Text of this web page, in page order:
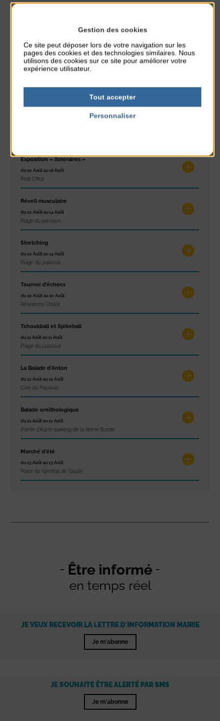
À noter aussi
du 9 Août au 9 Août
Exposition « Itinéraires »
du 10 Août au 16 Août
Petit Office
Réveil musculaire
du 10 Août au 14 Août
Plage du passous
Stretching
du 10 Août au 14 Août
Plage du passous
Tournoi d’échecs
du 10 Août au 10 Août
Résidence Challe
Tchoukball et Spikeball
du 11 Août au 11 Août
Plage du passous
La Balade d’Anton
du 12 Août au 15 Août
Cale du Passous
Balade ornithologique
du 12 Août au 12 Août
Pointe d'Agon (parking de la ferme Borde)
Marché d’été
du 13 Août au 13 Août
Place du Général de Gaulle
Être informé
en temps réel
JE VEUX RECEVOIR LA LETTRE D'INFORMATION MAIRIE
Je m'abonne
JE SOUHAITE ÊTRE ALERTÉ PAR SMS
Je m'abonne
Gestion des cookies
Ce site peut déposer lors de votre navigation sur les
pages des cookies et des technologies similaires. Nous
utilisons des cookies sur ce site pour améliorer votre
expérience utilisateur.
Tout accepter
Personnaliser